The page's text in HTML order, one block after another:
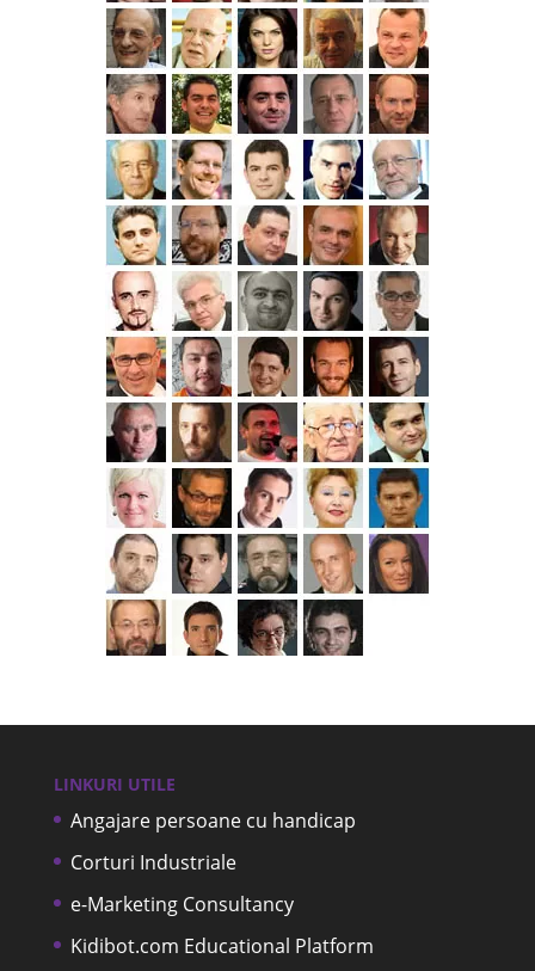
LINKURI UTILE
Angajare persoane cu handicap
Corturi Industriale
e-Marketing Consultancy
Kidibot.com Educational Platform